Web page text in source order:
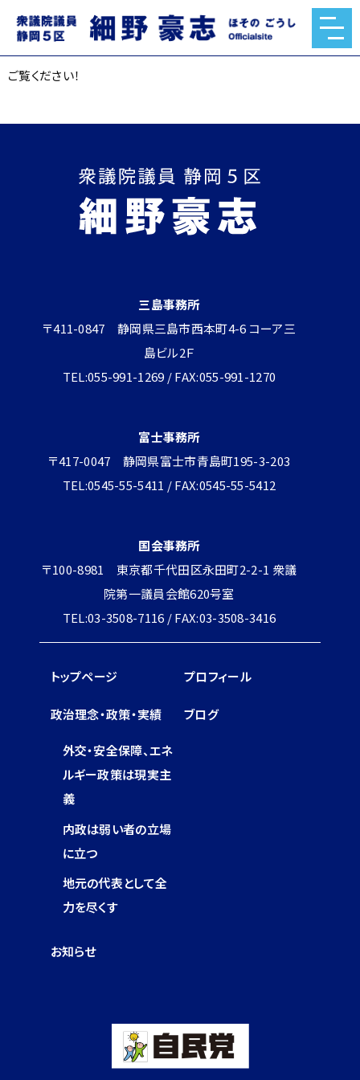
ご覧ください！
2025.05.23
ご覧ください！
三島事務所
〒411-0847 静岡県三島市西本町4-6 コーア三
島ビル2Ｆ
TEL:055-991-1269 / FAX:055-991-1270
富士事務所
〒417-0047 静岡県富士市青島町195-3-203
TEL:0545-55-5411 / FAX:0545-55-5412
国会事務所
〒100-8981 東京都千代田区永田町2-2-1 衆議
院第一議員会館620号室
TEL:03-3508-7116 / FAX:03-3508-3416
トップページ プロフィール
政治理念・政策・実績
外交・安全保障、エネ
ルギー政策は現実主
義
内政は弱い者の立場
に立つ
地元の代表として全
力を尽くす
ブログ
お知らせ